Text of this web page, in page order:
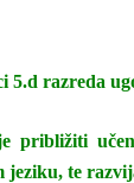
5.d razreda
približiti
jeziku, te